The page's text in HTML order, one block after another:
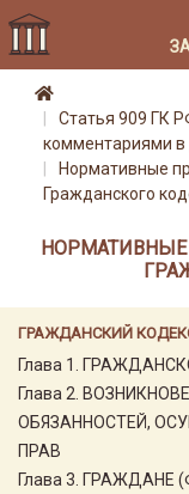
ГРАЖДАНСКИЙ
Глава 1.
Глава 2.
ОБЯЗАННОСТЕЙ,
ПРАВ
Глава 3. ГРАЖДАНЕ
Статья 909 ГК
комментариями
Нормативные
Гражданского
НОРМАТИВНЫЕ